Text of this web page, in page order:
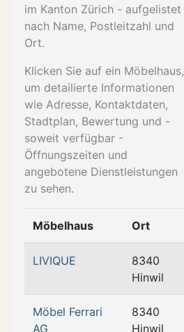
im Kanton Zürich - aufgelistet
nach Name, Postleitzahl und
Ort.
Klicken Sie auf ein Möbelhaus,
um detailierte Informationen
wie Adresse, Kontaktdaten,
Stadtplan, Bewertung und -
soweit verfügbar -
Öffnungszeiten und
angebotene Dienstleistungen
zu sehen.
Möbelhaus Ort
LIVIQUE
8340
Hinwil
Möbel Ferrari
AG
8340
Hinwil